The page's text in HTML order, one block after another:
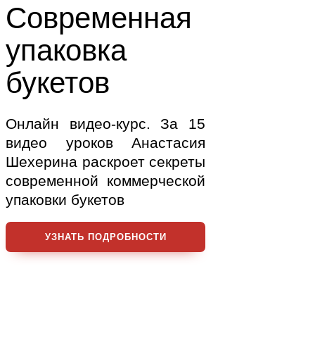
Современная
упаковка
букетов
Онлайн видео-курс. За 15
видео уроков Анастасия
Шехерина раскроет секреты
современной коммерческой
упаковки букетов
УЗНАТЬ ПОДРОБНОСТИ